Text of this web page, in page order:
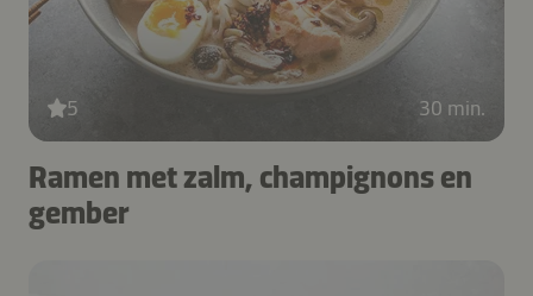
5 30 min.
Ramen met zalm, champignons en
gember